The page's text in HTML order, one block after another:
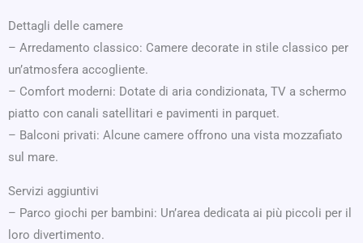
Dettagli delle camere
– Arredamento classico: Camere decorate in stile classico per
un’atmosfera accogliente.
– Comfort moderni: Dotate di aria condizionata, TV a schermo
piatto con canali satellitari e pavimenti in parquet.
– Balconi privati: Alcune camere offrono una vista mozzafiato
sul mare.
Servizi aggiuntivi
– Parco giochi per bambini: Un’area dedicata ai più piccoli per il
loro divertimento.